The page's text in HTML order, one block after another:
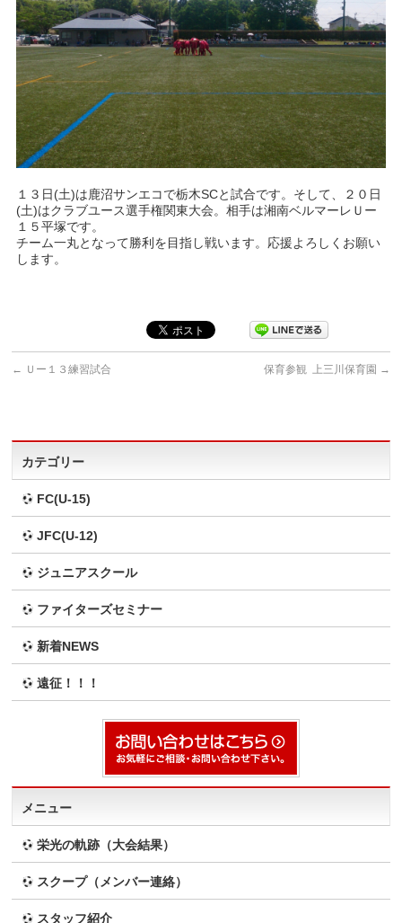
１３日(土)は鹿沼サンエコで栃木SCと試合です。そして、２０日
(土)はクラブユース選手権関東大会。相手は湘南ベルマーレＵー
１５平塚です。
チーム一丸となって勝利を目指し戦います。応援よろしくお願い
します。
← Ｕー１３練習試合 保育参観 上三川保育園 →
カテゴリー
FC(U-15)
JFC(U-12)
ジュニアスクール
ファイターズセミナー
新着NEWS
遠征！！！
メニュー
栄光の軌跡（大会結果）
スクープ（メンバー連絡）
スタッフ紹介